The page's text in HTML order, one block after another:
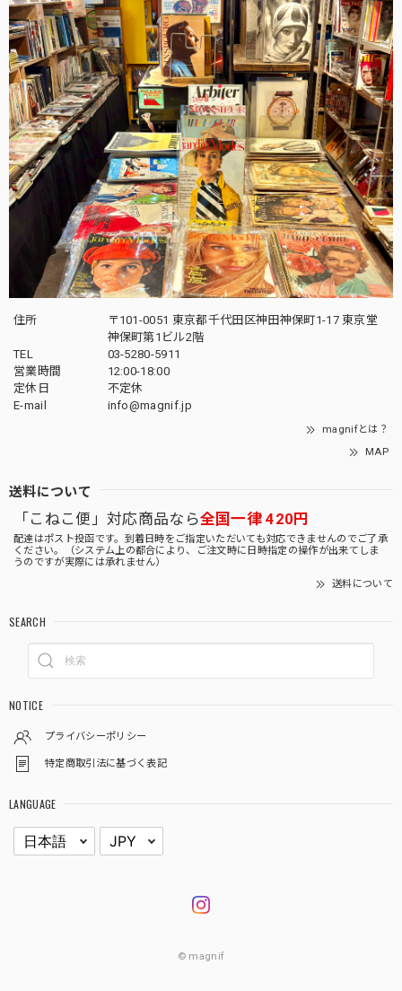
住所
〒101-0051 東京都千代田区神田神保町1-17 東京堂
神保町第1ビル2階
TEL
03-5280-5911
営業時間
12:00-18:00
定休日
不定休
E-mail
info@magnif.jp
magnifとは？
MAP
送料について
「こねこ便」対応商品なら全国一律 420円
配達はポスト投函です。到着日時をご指定いただいても対応できませんのでご了承
ください。（システム上の都合により、ご注文時に日時指定の操作が出来てしま
うのですが実際には承れません）
送料について
SEARCH
NOTICE
プライバシーポリシー
特定商取引法に基づく表記
LANGUAGE
© magnif